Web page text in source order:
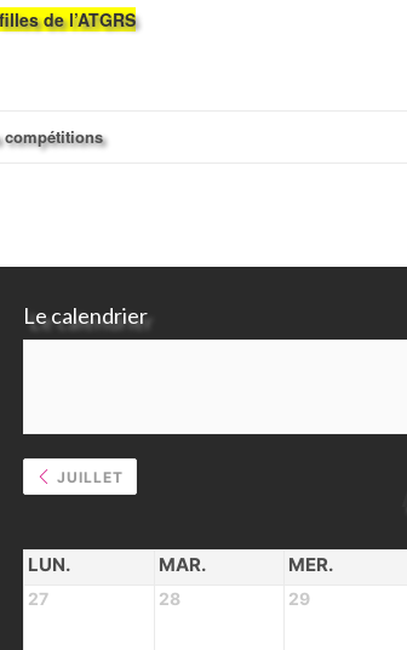
de l’ATGRS
compétitions
Le calendrier
JUILLET
LUN. MAR. MER.
27 28 29